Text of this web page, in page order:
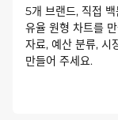
5개 브랜드, 직접
유율 원형 차트를
자료, 예산 분류, 시
만들어 주세요.